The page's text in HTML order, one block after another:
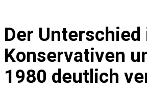
Der
Konservativen
1980 deutlich